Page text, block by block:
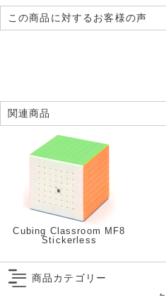
この商品に対するお客様の声
関連商品
Cubing Classroom MF8
Stickerless
商品カテゴリー